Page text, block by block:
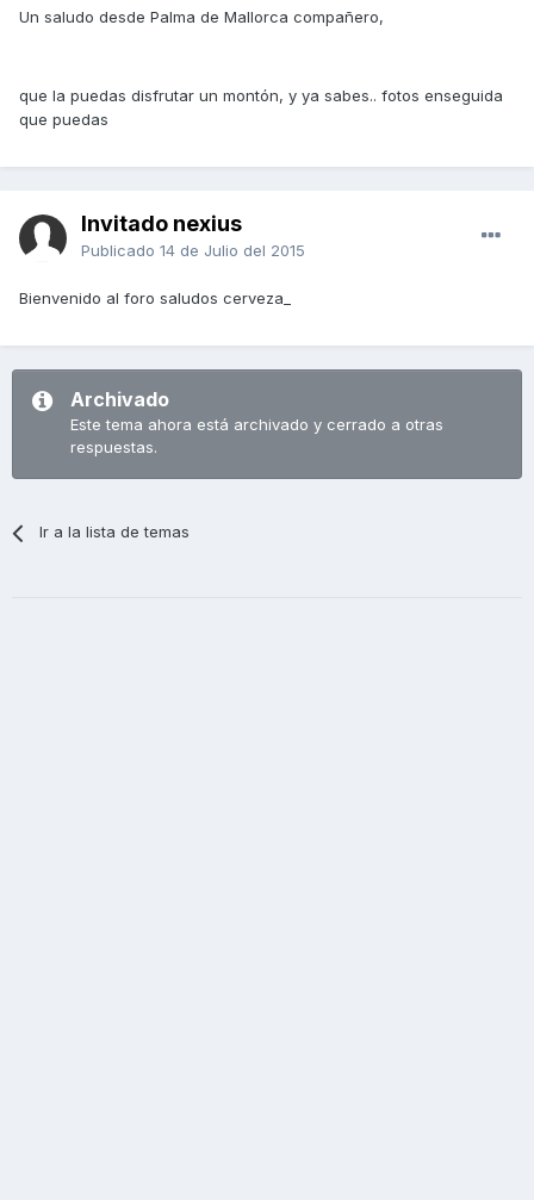
Un saludo desde Palma de Mallorca compañero,
que la puedas disfrutar un montón, y ya sabes.. fotos enseguida
que puedas
Invitado nexius
Publicado 14 de Julio del 2015
Bienvenido al foro saludos cerveza_
Archivado
Este tema ahora está archivado y cerrado a otras
respuestas.
Ir a la lista de temas